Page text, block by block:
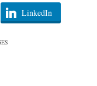
LinkedIn